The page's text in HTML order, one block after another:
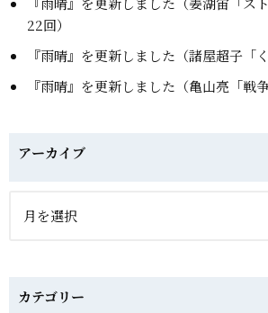
22回）
『雨晴』を更新しました（諸屋超子「
『雨晴』を更新しました（亀山亮「戦
アーカイブ
カテゴリー